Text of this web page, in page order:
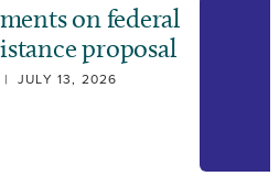
on federal
proposal
| JULY 13, 2026